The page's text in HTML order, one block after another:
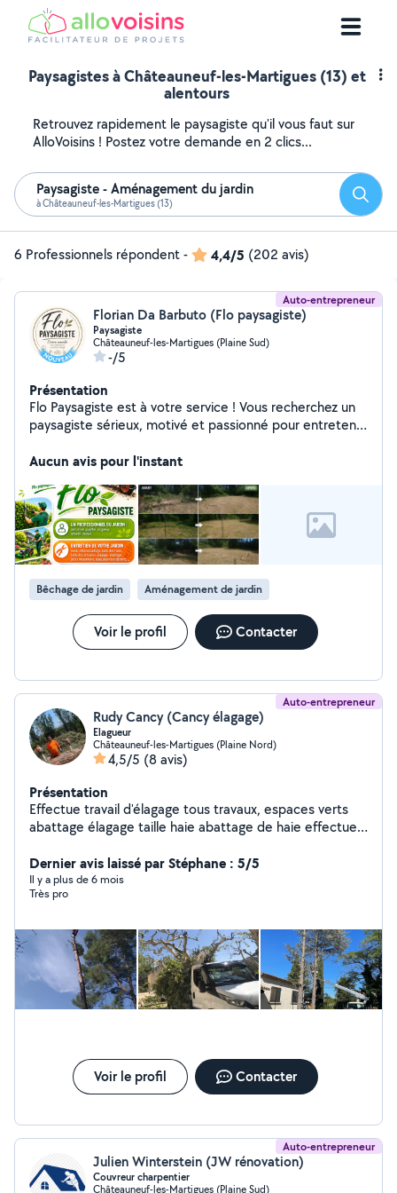
Paysagistes à Châteauneuf-les-Martigues (13) et
alentours
Retrouvez rapidement le paysagiste qu'il vous faut sur
AlloVoisins ! Postez votre demande en 2 clics...
Paysagiste - Aménagement du jardin
à Châteauneuf-les-Martigues (13)
6 Professionnels répondent- 4,4/5 (202 avis)
Auto-entrepreneur
Florian Da Barbuto (Flo paysagiste)
Paysagiste
Châteauneuf-les-Martigues (Plaine Sud)
-/5
Présentation
Flo Paysagiste est à votre service ! Vous recherchez un
paysagiste sérieux, motivé et passionné pour entretenir
Tonte de pelouse Débroussaillage Taille de haies et
Évacuation des déchets verts Intervention ponctuelle
ou contrat d'entretien annuel Travail soigné Devis gratuit
Déplacement rapide Bénéficiez de 50 % de crédit
d'impôt selon les conditions en vigueur N'hésitez pas à
me contacter en message privé ou par téléphone pour
un devis gratuit.
Aucun avis pour l'instant
Bêchage de jardin Aménagement de jardin
Voir le profil Contacter
Auto-entrepreneur
Rudy Cancy (Cancy élagage)
Elagueur
Châteauneuf-les-Martigues (Plaine Nord)
4,5/5 (8 avis)
Présentation
Effectue travail d'élagage tous travaux, espaces verts
abattage élagage taille haie abattage de haie effectue
Dernier avis laissé par Stéphane : 5/5
Il y a plus de 6 mois
Très pro
Voir le profil Contacter
Auto-entrepreneur
Julien Winterstein (JW rénovation)
Couvreur charpentier
Châteauneuf-les-Martigues (Plaine Sud)